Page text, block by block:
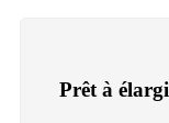
Prêt à